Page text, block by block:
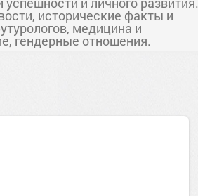
исторические факты и
медицина и
гендерные отношения.